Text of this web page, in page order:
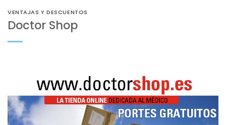
VENTAJAS Y DESCUENTOS
Doctor Shop